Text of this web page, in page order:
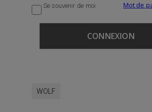
Se souvenir de moi Mot de
WOLF